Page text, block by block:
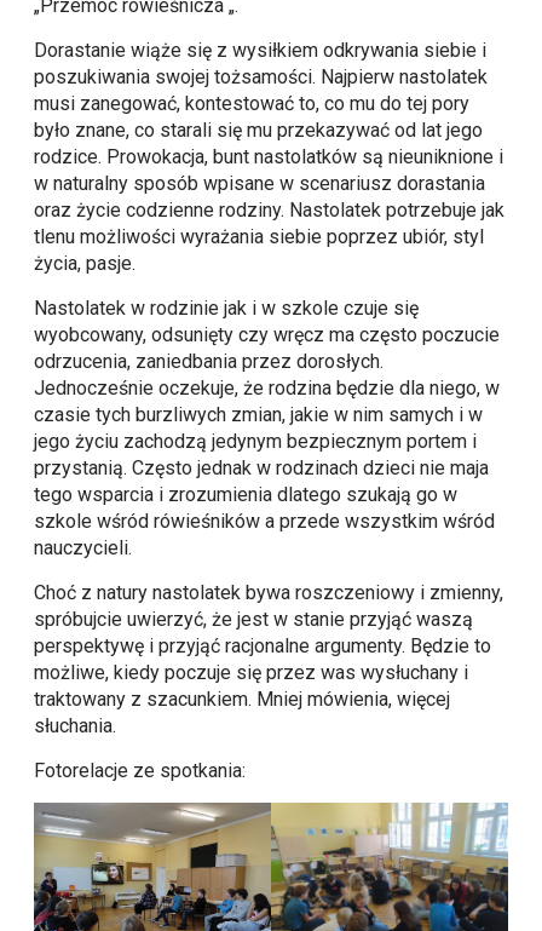
„Przemoc rówieśnicza „.
Dorastanie wiąże się z wysiłkiem odkrywania siebie i
poszukiwania swojej tożsamości. Najpierw nastolatek
musi zanegować, kontestować to, co mu do tej pory
było znane, co starali się mu przekazywać od lat jego
rodzice. Prowokacja, bunt nastolatków są nieuniknione i
w naturalny sposób wpisane w scenariusz dorastania
oraz życie codzienne rodziny. Nastolatek potrzebuje jak
tlenu możliwości wyrażania siebie poprzez ubiór, styl
życia, pasje.
Nastolatek w rodzinie jak i w szkole czuje się
wyobcowany, odsunięty czy wręcz ma często poczucie
odrzucenia, zaniedbania przez dorosłych.
Jednocześnie oczekuje, że rodzina będzie dla niego, w
czasie tych burzliwych zmian, jakie w nim samych i w
jego życiu zachodzą jedynym bezpiecznym portem i
przystanią. Często jednak w rodzinach dzieci nie maja
tego wsparcia i zrozumienia dlatego szukają go w
szkole wśród rówieśników a przede wszystkim wśród
nauczycieli.
Choć z natury nastolatek bywa roszczeniowy i zmienny,
spróbujcie uwierzyć, że jest w stanie przyjąć waszą
perspektywę i przyjąć racjonalne argumenty. Będzie to
możliwe, kiedy poczuje się przez was wysłuchany i
traktowany z szacunkiem. Mniej mówienia, więcej
słuchania.
Fotorelacje ze spotkania: